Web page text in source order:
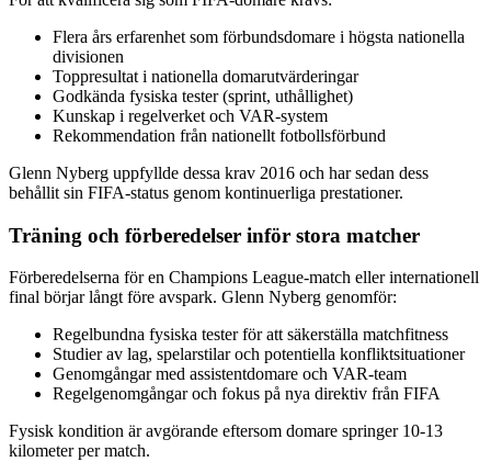
Flera års erfarenhet som förbundsdomare i högsta nationella
divisionen
Toppresultat i nationella domarutvärderingar
Godkända fysiska tester (sprint, uthållighet)
Kunskap i regelverket och VAR-system
Rekommendation från nationellt fotbollsförbund
Glenn Nyberg uppfyllde dessa krav 2016 och har sedan dess
behållit sin FIFA-status genom kontinuerliga prestationer.
Träning och förberedelser inför stora matcher
Förberedelserna för en Champions League-match eller internationell
final börjar långt före avspark. Glenn Nyberg genomför:
Regelbundna fysiska tester för att säkerställa matchfitness
Studier av lag, spelarstilar och potentiella konfliktsituationer
Genomgångar med assistentdomare och VAR-team
Regelgenomgångar och fokus på nya direktiv från FIFA
Fysisk kondition är avgörande eftersom domare springer 10-13
kilometer per match.